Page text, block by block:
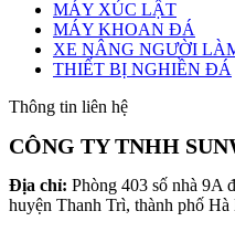
MÁY XÚC LẬT
MÁY KHOAN ĐÁ
XE NÂNG NGƯỜI
THIẾT BỊ NGHIỀN ĐÁ
Thông tin liên hệ
CÔNG TY TNHH
Địa chỉ: Phòng 403 số nhà 9A
huyện Thanh Trì, thành phố